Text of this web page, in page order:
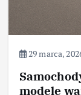
29 marca,
modele